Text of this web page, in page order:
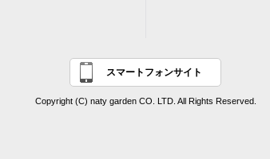
スマートフォンサイト
Copyright (C) naty garden CO. LTD. All Rights Reserved.